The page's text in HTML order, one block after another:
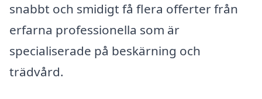
snabbt och smidigt få flera offerter från
erfarna professionella som är
specialiserade på beskärning och
trädvård.